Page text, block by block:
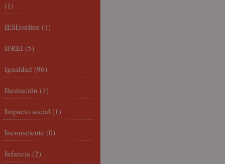
(1)
IESEonline (1)
IFREI (5)
Igualdad (96)
Ilustración (1)
Impacto social (1)
Inconsciente (0)
Infancia (2)